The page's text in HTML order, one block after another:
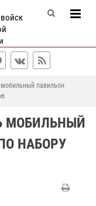
павильон
МОБИЛЬНЫЙ
НАБОРУ